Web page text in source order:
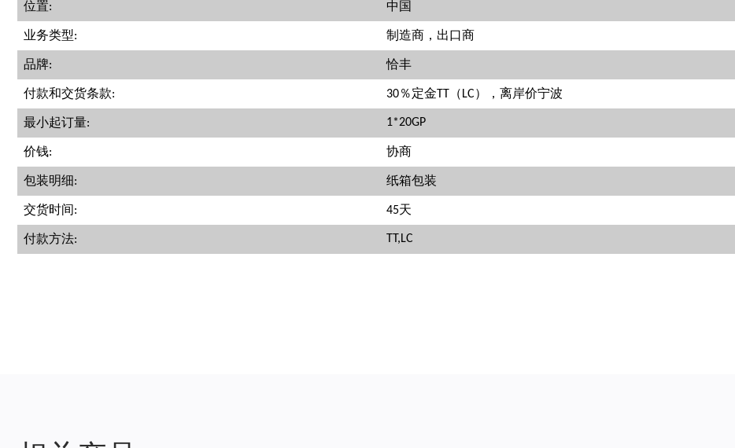
位置: 中国
业务类型: 制造商，出口商
品牌: 恰丰
付款和交货条款: 30％定金TT（LC），离岸价宁波
最小起订量: 1*20GP
价钱: 协商
包装明细: 纸箱包装
交货时间: 45天
付款方法: TT,LC